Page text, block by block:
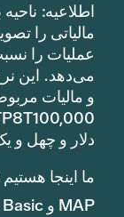
اطلاعیه:
مالیاتی را
عملیات را
و مالیات
دلار و چهل
ما اینجا
MAP و MAP Basic